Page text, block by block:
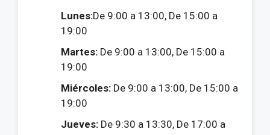
Lunes:De 9:00 a 13:00, De 15:00 a
19:00
Martes: De 9:00 a 13:00, De 15:00 a
19:00
Miércoles: De 9:00 a 13:00, De 15:00 a
19:00
Jueves: De 9:30 a 13:30, De 17:00 a